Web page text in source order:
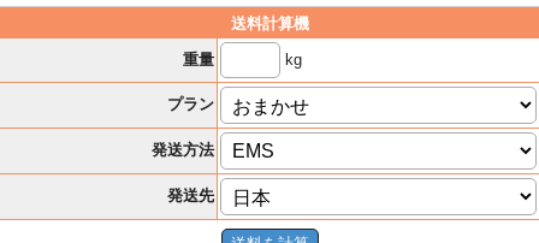
送料計算機
重量
kg
プラン
発送方法
発送先